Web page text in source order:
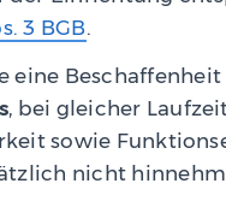
3 BGB.
eine
, bei gleicher
sowie
nicht